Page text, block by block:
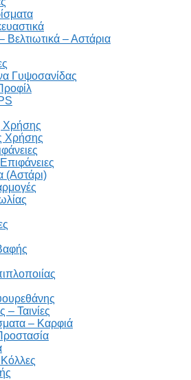
Βελτιωτικά – Αστάρια
Γυψοσανίδας
Χρήσης
Χρήσης
– Ταινίες
– Καρφιά
Κόλλες